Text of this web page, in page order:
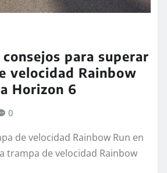
para superar
velocidad Rainbow
Horizon 6
0
de velocidad Rainbow Run en
trampa de velocidad Rainbow